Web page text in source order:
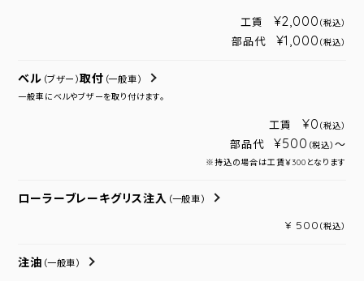
工賃 ¥2,000 （税込）
部品代 ¥1,000 （税込）
ベル （ブザー）取付 （一般車）
一般車にベルやブザーを取り付けます。
工賃 ¥0 （税込）
部品代 ¥500 （税込） ～
※持込の場合は工賃￥300となります
ローラーブレーキグリス注入 （一般車）
¥ 500 （税込）
注油 （一般車）